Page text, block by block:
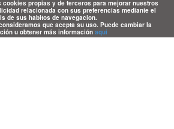
cookies propias y de terceros para mejorar nuestros
relacionada con sus preferencias mediante el
de sus habitos de navegacion.
que acepta su uso. Puede cambiar la
u obtener más información aqui